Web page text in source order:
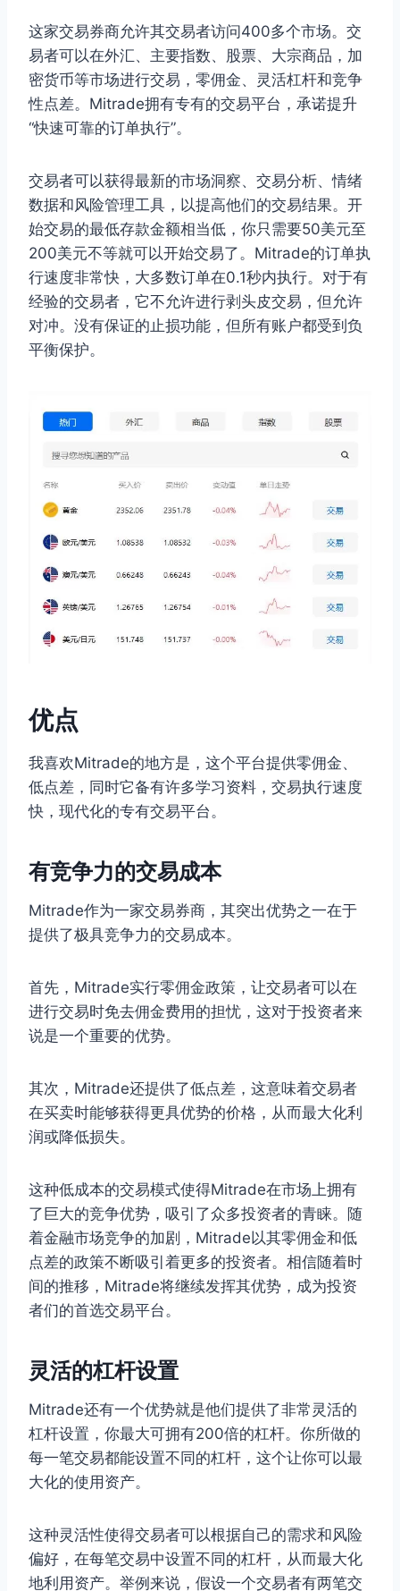
这家交易券商允许其交易者访问400多个市场。交
易者可以在外汇、主要指数、股票、大宗商品，加
密货币等市场进行交易，零佣金、灵活杠杆和竞争
性点差。Mitrade拥有专有的交易平台，承诺提升
“快速可靠的订单执行”。
交易者可以获得最新的市场洞察、交易分析、情绪
数据和风险管理工具，以提高他们的交易结果。开
始交易的最低存款金额相当低，你只需要50美元至
200美元不等就可以开始交易了。Mitrade的订单执
行速度非常快，大多数订单在0.1秒内执行。对于有
经验的交易者，它不允许进行剥头皮交易，但允许
对冲。没有保证的止损功能，但所有账户都受到负
平衡保护。
优点
我喜欢Mitrade的地方是，这个平台提供零佣金、
低点差，同时它备有许多学习资料，交易执行速度
快，现代化的专有交易平台。
有竞争力的交易成本
Mitrade作为一家交易券商，其突出优势之一在于
提供了极具竞争力的交易成本。
首先，Mitrade实行零佣金政策，让交易者可以在
进行交易时免去佣金费用的担忧，这对于投资者来
说是一个重要的优势。
其次，Mitrade还提供了低点差，这意味着交易者
在买卖时能够获得更具优势的价格，从而最大化利
润或降低损失。
这种低成本的交易模式使得Mitrade在市场上拥有
了巨大的竞争优势，吸引了众多投资者的青睐。随
着金融市场竞争的加剧，Mitrade以其零佣金和低
点差的政策不断吸引着更多的投资者。相信随着时
间的推移，Mitrade将继续发挥其优势，成为投资
者们的首选交易平台。
灵活的杠杆设置
Mitrade还有一个优势就是他们提供了非常灵活的
杠杆设置，你最大可拥有200倍的杠杆。你所做的
每一笔交易都能设置不同的杠杆，这个让你可以最
大化的使用资产。
这种灵活性使得交易者可以根据自己的需求和风险
偏好，在每笔交易中设置不同的杠杆，从而最大化
地利用资产。举例来说，假设一个交易者有两笔交